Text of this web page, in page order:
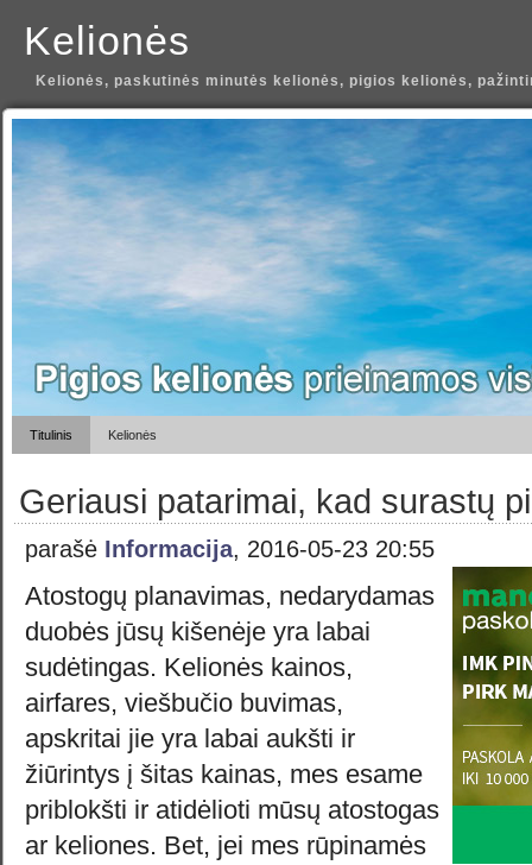
Kelionės
Kelionės, paskutinės minutės kelionės, pigios kelionės,
Titulinis Kelionės
Geriausi patarimai, kad surastų
parašė Informacija, 2016-05-23 20:55
Atostogų planavimas, nedarydamas
duobės jūsų kišenėje yra labai
sudėtingas. Kelionės kainos,
airfares, viešbučio buvimas,
apskritai jie yra labai aukšti ir
žiūrintys į šitas kainas, mes esame
priblokšti ir atidėlioti mūsų atostogas
ar keliones. Bet, jei mes rūpinamės